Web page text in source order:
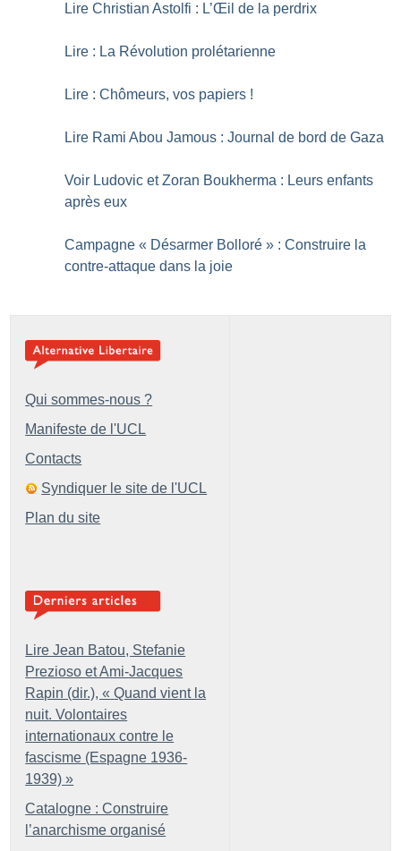
Lire Christian Astolfi : L’Œil de la perdrix
Lire : La Révolution prolétarienne
Lire : Chômeurs, vos papiers !
Lire Rami Abou Jamous : Journal de bord de Gaza
Voir Ludovic et Zoran Boukherma : Leurs enfants
après eux
Campagne « Désarmer Bolloré » : Construire la
contre-attaque dans la joie
Qui sommes-nous ?
Manifeste de l'UCL
Contacts
Syndiquer le site de l'UCL
Plan du site
Lire Jean Batou, Stefanie
Prezioso et Ami-Jacques
Rapin (dir.), « Quand vient la
nuit. Volontaires
internationaux contre le
fascisme (Espagne 1936-
1939) »
Catalogne : Construire
l’anarchisme organisé